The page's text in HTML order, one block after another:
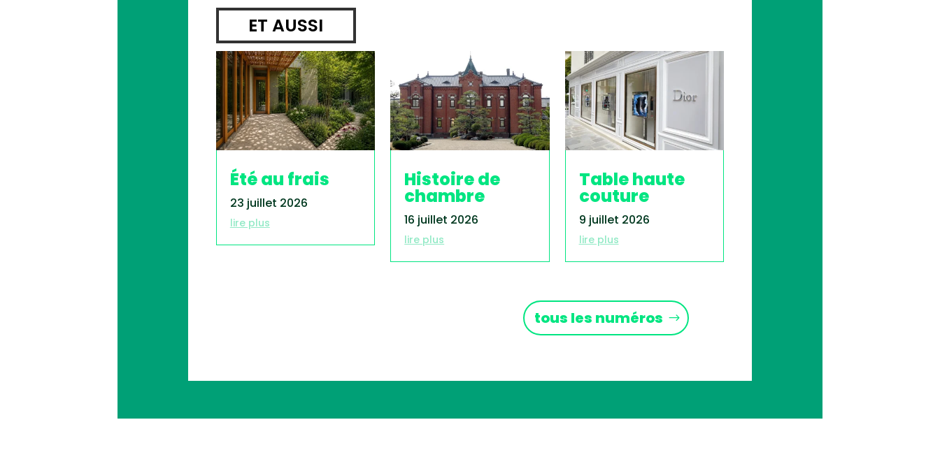
ET AUSSI
Été au frais
23 juillet 2026
lire plus
Histoire de
chambre
16 juillet 2026
lire plus
Table haute
couture
9 juillet 2026
lire plus
tous les numéros